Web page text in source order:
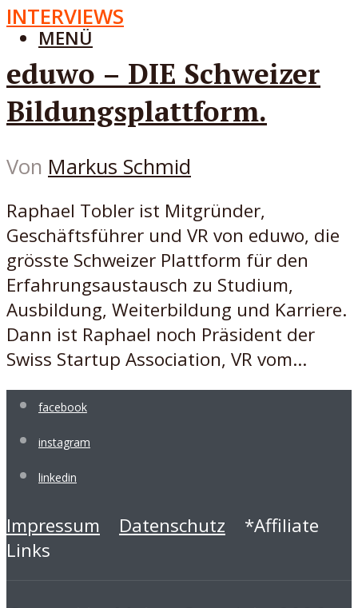
MENÜ
INTERVIEWS
eduwo – DIE Schweizer
Bildungsplattform.
Von Markus Schmid
Raphael Tobler ist Mitgründer,
Geschäftsführer und VR von eduwo, die
grösste Schweizer Plattform für den
Erfahrungsaustausch zu Studium,
Ausbildung, Weiterbildung und Karriere.
Dann ist Raphael noch Präsident der
Swiss Startup Association, VR vom...
facebook
instagram
linkedin
Impressum Datenschutz *Affiliate
Links